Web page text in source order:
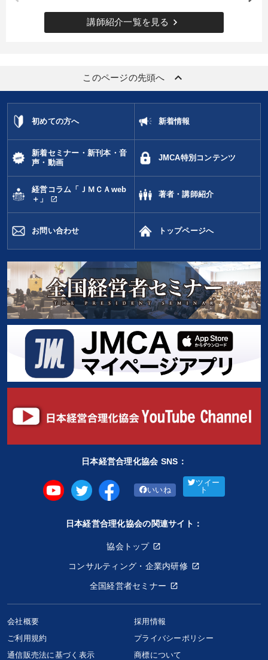
講師紹介一覧を見る keyboard_arrow_right
このページの先頭へ keyboard_arrow_up
初めての方へ 新着情報
新着セミナー・新刊本・音
声・動画
JMCA特別コンテンツ
経営コラム「ＪＭＣＡweb
＋」
open_in_new
著者・講師紹介
お問い合わせ トップページへ
日本経営合理化協会 SNS：
いいね
ツイー
ト
日本経営合理化協会の関連サイト：
協会トップ
コンサルティング・企業内研修
全国経営者セミナー
会社概要
採用情報
ご利用規約
プライバシーポリシー
通信販売法に基づく表示
商標について